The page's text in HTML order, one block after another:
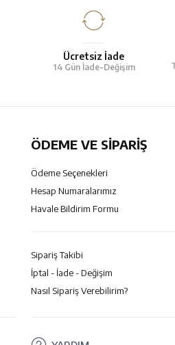
Ücretsiz İade
14 Gün İade-Değişim
ÖDEME VE SİPARİŞ
Ödeme Seçenekleri
Hesap Numaralarımız
Havale Bildirim Formu
Sipariş Takibi
İptal - İade - Değişim
Nasıl Sipariş Verebilirim?